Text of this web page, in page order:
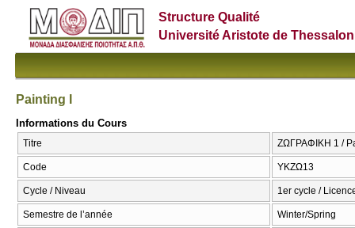
Structure Qualité
Université Aristote de
Painting I
Informations du Cours
Titre ΖΩΓΡΑΦΙΚΗ 1 /
Code ΥΚΖΩ13
Cycle / Niveau 1er cycle /
Semestre de l’année Winter/Spring